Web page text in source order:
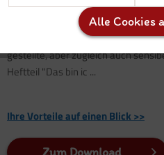
Woher komme ich? Was macht
unterscheidet mich vom anderen
gestellte, aber zugleich auch
Heftteil "Das bin ic ...
Ihre Vorteile auf einen Blick >>
Alle Cookies